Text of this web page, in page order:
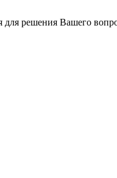
решения Вашего